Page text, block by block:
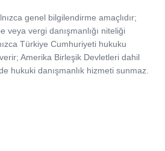
genel bilgilendirme amaçlıdır;
veya vergi danışmanlığı niteliği
Türkiye Cumhuriyeti hukuku
Amerika Birleşik Devletleri dahil
hukuki danışmanlık hizmeti sunmaz.